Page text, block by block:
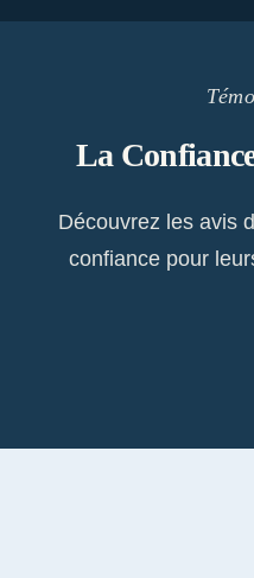
La
Découvrez les avis
confiance pour